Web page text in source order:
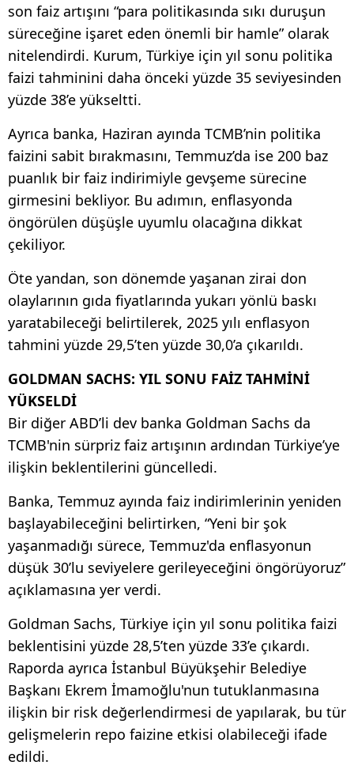
son faiz artışını “para politikasında sıkı duruşun
süreceğine işaret eden önemli bir hamle” olarak
nitelendirdi. Kurum, Türkiye için yıl sonu politika
faizi tahminini daha önceki yüzde 35 seviyesinden
yüzde 38’e yükseltti.
Ayrıca banka, Haziran ayında TCMB’nin politika
faizini sabit bırakmasını, Temmuz’da ise 200 baz
puanlık bir faiz indirimiyle gevşeme sürecine
girmesini bekliyor. Bu adımın, enflasyonda
öngörülen düşüşle uyumlu olacağına dikkat
çekiliyor.
Öte yandan, son dönemde yaşanan zirai don
olaylarının gıda fiyatlarında yukarı yönlü baskı
yaratabileceği belirtilerek, 2025 yılı enflasyon
tahmini yüzde 29,5’ten yüzde 30,0’a çıkarıldı.
GOLDMAN SACHS: YIL SONU FAİZ TAHMİNİ
YÜKSELDİ
Bir diğer ABD’li dev banka Goldman Sachs da
TCMB'nin sürpriz faiz artışının ardından Türkiye’ye
ilişkin beklentilerini güncelledi.
Banka, Temmuz ayında faiz indirimlerinin yeniden
başlayabileceğini belirtirken, “Yeni bir şok
yaşanmadığı sürece, Temmuz'da enflasyonun
düşük 30’lu seviyelere gerileyeceğini öngörüyoruz”
açıklamasına yer verdi.
Goldman Sachs, Türkiye için yıl sonu politika faizi
beklentisini yüzde 28,5’ten yüzde 33’e çıkardı.
Raporda ayrıca İstanbul Büyükşehir Belediye
Başkanı Ekrem İmamoğlu'nun tutuklanmasına
ilişkin bir risk değerlendirmesi de yapılarak, bu tür
gelişmelerin repo faizine etkisi olabileceği ifade
edildi.